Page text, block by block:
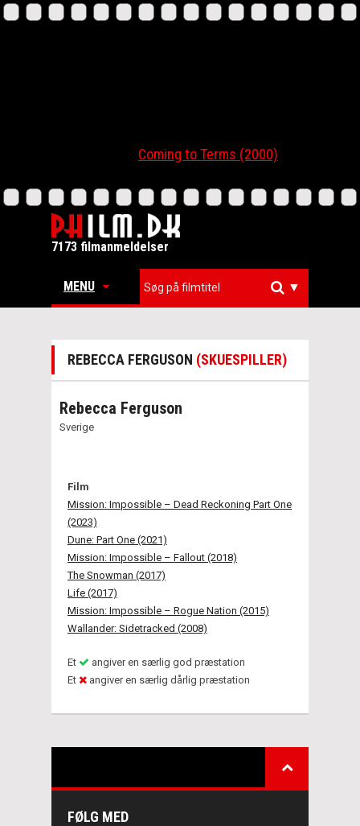
Coming to Terms (2000)
7173 filmanmeldelser
MENU ▼
REBECCA FERGUSON (SKUESPILLER)
Rebecca Ferguson
Sverige
Film
Mission: Impossible – Dead Reckoning Part One
(2023)
Dune: Part One (2021)
Mission: Impossible – Fallout (2018)
The Snowman (2017)
Life (2017)
Mission: Impossible – Rogue Nation (2015)
Wallander: Sidetracked (2008)
Et
angiver en særlig god præstation
Et
angiver en særlig dårlig præstation
FØLG MED